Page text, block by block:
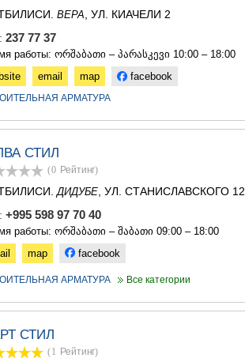
ВЕРА, УЛ. КИАЧЕЛИ 2
237 77 37
работы: ორშაბათი – პარასკევი 10:00 – 18:00
email map facebook
АРМАТУРА
СТИЛ
(0 Рейтинг)
ДИДУБЕ , УЛ. СТАНИСЛАВСКОГО 12
+995 598 97 70 40
работы: ორშაბათი – შაბათი 09:00 – 18:00
map facebook
АРМАТУРА Все категории
СТИЛ
(1 Рейтинг)